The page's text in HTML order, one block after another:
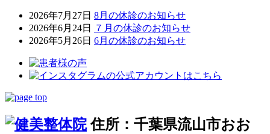
2026年7月27日 8月の休診のお知らせ
2026年6月24日
７月の休診のお知らせ
2026年5月26日 6月の休診のお知らせ
住所：千葉県流山市おお